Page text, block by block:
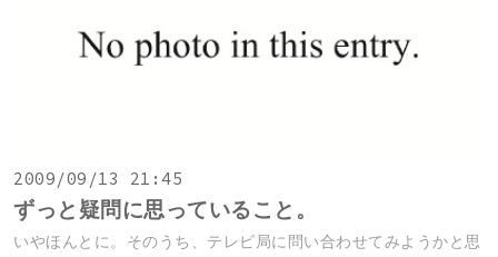
2009/09/13 21:45
ずっと疑問に思っていること。
いやほんとに。そのうち、テレビ局に問い合わせてみようかと思